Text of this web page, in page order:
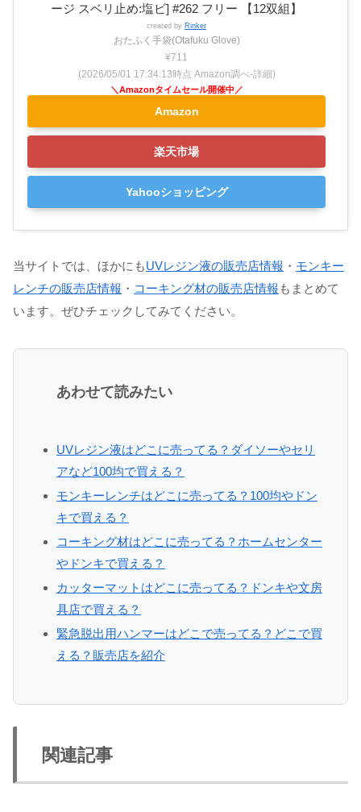
ージ スベリ止め:塩ビ] #262 フリー 【12双組】
created by Rinker
おたふく手袋(Otafuku Glove)
¥711
(2026/05/01 17:34:13時点 Amazon調べ-詳細)
Amazon
楽天市場
Yahooショッピング
当サイトでは、ほかにもUVレジン液の販売店情報 ・ モンキー
レンチの販売店情報 ・ コーキング材の販売店情報 もまとめて
います。ぜひチェックしてみてください。
あわせて読みたい
UVレジン液はどこに売ってる？ダイソーやセリ
アなど100均で買える？
モンキーレンチはどこに売ってる？100均やドン
キで買える？
コーキング材はどこに売ってる？ホームセンター
やドンキで買える？
カッターマットはどこに売ってる？ドンキや文房
具店で買える？
緊急脱出用ハンマーはどこで売ってる？どこで買
える？販売店を紹介
関連記事